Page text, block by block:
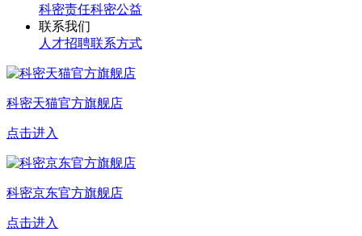
科密责任科密公益
联系我们
人才招聘联系方式
科密天猫官方旗舰店
点击进入
科密京东官方旗舰店
点击进入